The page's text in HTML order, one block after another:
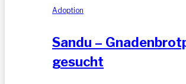
Adoption
Sandu –
gesucht